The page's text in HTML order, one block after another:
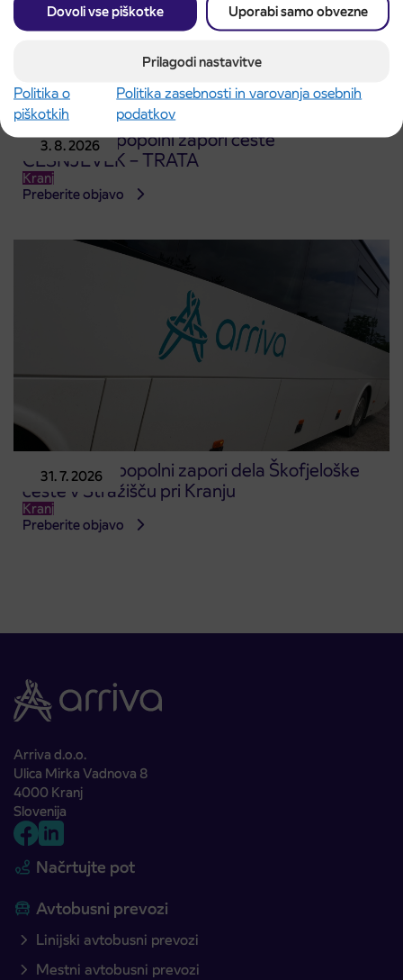
Dovoli vse piškotke Uporabi samo obvezne
Prilagodi nastavitve
Politika o
piškotkih
Politika zasebnosti in varovanja osebnih
podatkov
3. 8. 2026
Obvestilo o popolni zapori ceste
ČEŠNJEVEK – TRATA
Kranj
Preberite objavo
31. 7. 2026
Obvestilo o popolni zapori dela Škofjeloške
ceste v Stražišču pri Kranju
Kranj
Preberite objavo
Arriva d.o.o.
Ulica Mirka Vadnova 8
4000 Kranj
Slovenija
Načrtujte pot
Avtobusni prevozi
Linijski avtobusni prevozi
Mestni avtobusni prevozi